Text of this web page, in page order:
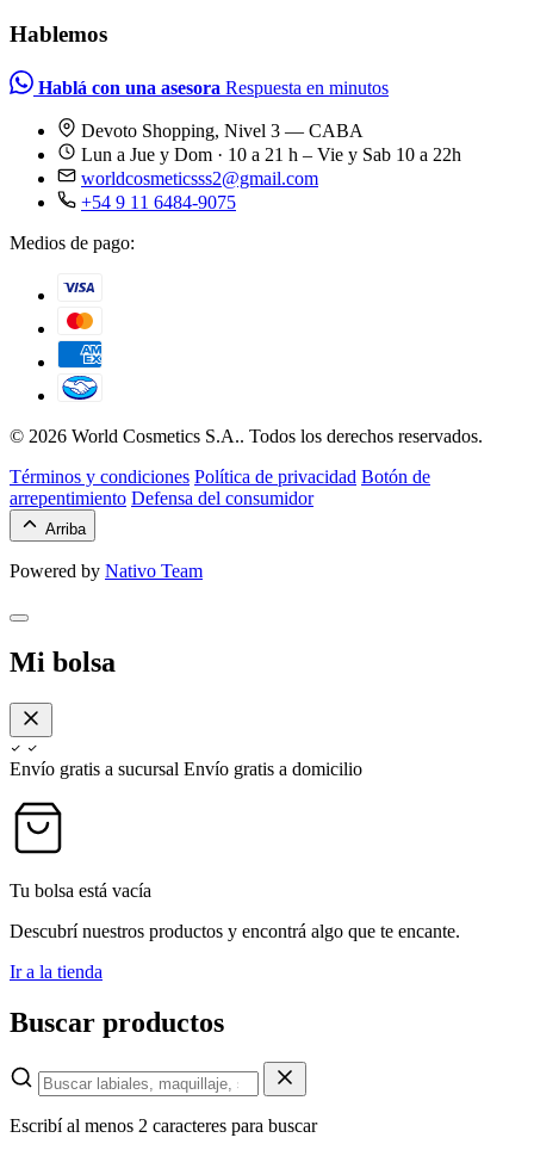
Hablemos
Hablá con una asesora Respuesta en minutos
Devoto Shopping, Nivel 3 — CABA
Lun a Jue y Dom · 10 a 21 h – Vie y Sab 10 a 22h
worldcosmeticsss2@gmail.com
+54 9 11 6484-9075
Medios de pago:
© 2026 World Cosmetics S.A.. Todos los derechos reservados.
Términos y condiciones Política de privacidad Botón de
arrepentimiento Defensa del consumidor
Arriba
Powered by Nativo Team
Mi bolsa
Envío gratis a sucursal Envío gratis a domicilio
Tu bolsa está vacía
Descubrí nuestros productos y encontrá algo que te encante.
Ir a la tienda
Buscar productos
Escribí al menos 2 caracteres para buscar